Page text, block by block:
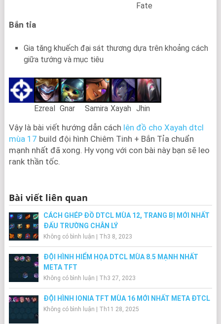
Fate
Bắn tỉa
Gia tăng khuếch đại sát thương dựa trên khoảng cách
giữa tướng và mục tiêu
Ezreal Gnar Samira Xayah Jhin
Vậy là bài viết hướng dẫn cách lên đồ cho Xayah dtcl
mùa 17 build đội hình Chiêm Tinh + Bắn Tỉa chuẩn
mạnh nhất đã xong. Hy vọng với con bài này bạn sẽ leo
rank thần tốc.
Bài viết liên quan
CÁCH GHÉP ĐỒ DTCL MÙA 12, TRANG BỊ MỚI NHẤT
ĐẤU TRƯỜNG CHÂN LÝ
Không có bình luận Th3 8, 2023
ĐỘI HÌNH HIỂM HỌA DTCL MÙA 8.5 MẠNH NHẤT
META TFT
Không có bình luận Th3 27, 2023
ĐỘI HÌNH IONIA TFT MÙA 16 MỚI NHẤT META ĐTCL
Không có bình luận Th11 28, 2025